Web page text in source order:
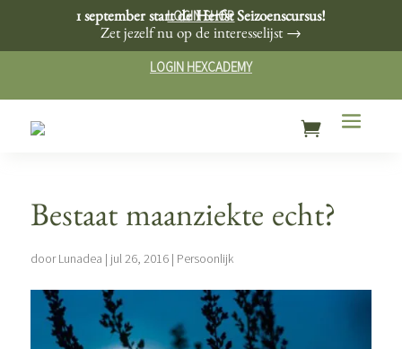
LOGIN SHOP
1 september start de Herfst Seizoenscursus!
Zet jezelf nu op de interesselijst →
LOGIN HEXCADEMY
Bestaat maanziekte echt?
doorLunadea | jul 26, 2016| Persoonlijk